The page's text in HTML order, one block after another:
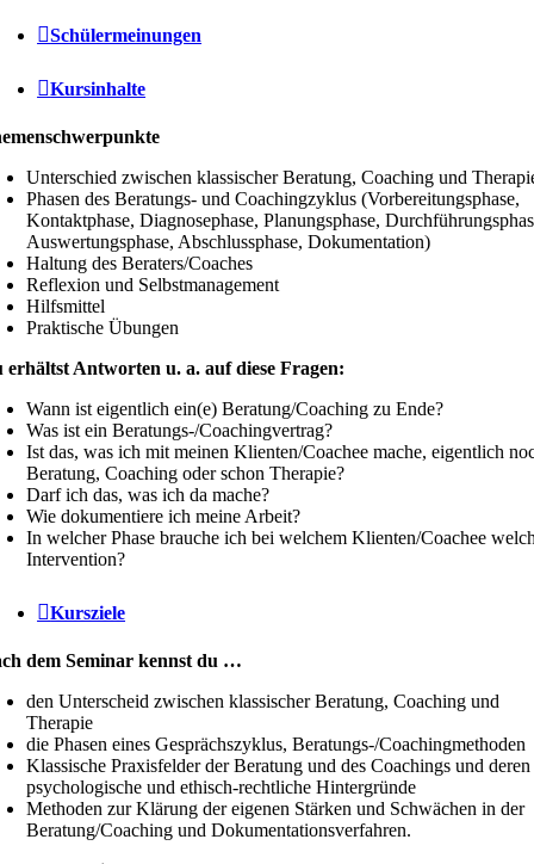
Schülermeinungen
Kursinhalte
Unterschied zwischen klassischer Beratung, Coaching und
Phasen des Beratungs- und Coachingzyklus (Vorbereitungsphase,
Kontaktphase, Diagnosephase, Planungsphase,
Auswertungsphase, Abschlussphase, Dokumentation)
Haltung des Beraters/Coaches
Reflexion und Selbstmanagement
Hilfsmittel
Praktische Übungen
erhältst Antworten u. a. auf diese Fragen:
Wann ist eigentlich ein(e) Beratung/Coaching zu Ende?
Was ist ein Beratungs-/Coachingvertrag?
Ist das, was ich mit meinen Klienten/Coachee mache, eigentlich
Beratung, Coaching oder schon Therapie?
Darf ich das, was ich da mache?
Wie dokumentiere ich meine Arbeit?
In welcher Phase brauche ich bei welchem Klienten/Coachee
Intervention?
Kursziele
dem Seminar kennst du …
den Unterscheid zwischen klassischer Beratung, Coaching und
Therapie
die Phasen eines Gesprächszyklus, Beratungs-/Coachingmethoden
Klassische Praxisfelder der Beratung und des Coachings und deren
psychologische und ethisch-rechtliche Hintergründe
Methoden zur Klärung der eigenen Stärken und Schwächen in der
Beratung/Coaching und Dokumentationsverfahren.